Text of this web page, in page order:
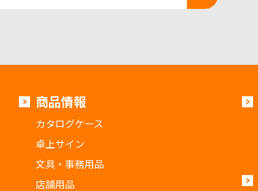
商品情報
カタログケース
卓上サイン
文具・事務用品
店舗用品